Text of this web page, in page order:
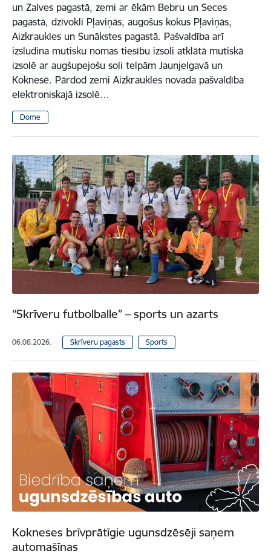
un Zalves pagastā, zemi ar ēkām Bebru un Seces
pagastā, dzīvokli Pļaviņās, augošus kokus Pļaviņās,
Aizkraukles un Sunākstes pagastā. Pašvaldība arī
izsludina mutisku nomas tiesību izsoli atklātā mutiskā
izsolē ar augšupejošu soli telpām Jaunjelgavā un
Koknesē. Pārdod zemi Aizkraukles novada pašvaldība
elektroniskajā izsolē…
Dome
“Skrīveru futbolballe” – sports un azarts
06.08.2026. Skrīveru pagasts Sports
Kokneses brīvprātīgie ugunsdzēsēji saņem
automašīnas